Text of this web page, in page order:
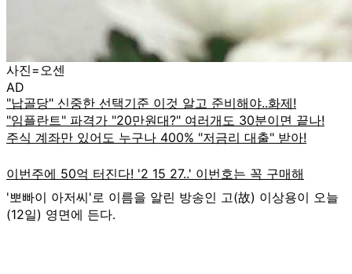
사진=오센
AD
'뽀빠이 아저씨'로 이름을 알린 방송인 고(故) 이상용이 오늘
(12일) 영면에 든다.